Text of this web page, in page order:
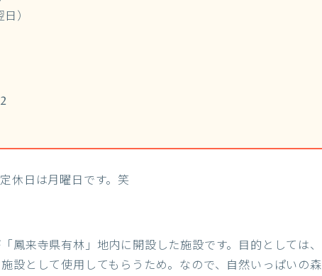
）
休日は月曜日です。笑
鳳来寺県有林」地内に開設した施設です。目的としては、
設として使用してもらうため。なので、自然いっぱいの森